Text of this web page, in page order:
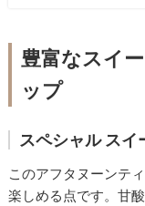
豊富なスイ
ップ
スペシャル スイ
このアフタヌーンテ
楽しめる点です。甘